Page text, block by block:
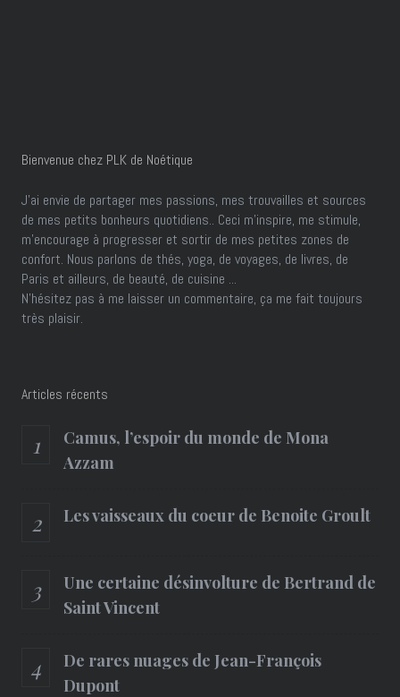
Bienvenue chez PLK de Noétique
J’ai envie de partager mes passions, mes trouvailles et sources
de mes petits bonheurs quotidiens.. Ceci m'inspire, me stimule,
m'encourage à progresser et sortir de mes petites zones de
confort. Nous parlons de thés, yoga, de voyages, de livres, de
Paris et ailleurs, de beauté, de cuisine ...
N'hésitez pas à me laisser un commentaire, ça me fait toujours
très plaisir.
Articles récents
Camus, l’espoir du monde de Mona
Azzam
Les vaisseaux du coeur de Benoite Groult
Une certaine désinvolture de Bertrand de
Saint Vincent
De rares nuages de Jean-François
Dupont